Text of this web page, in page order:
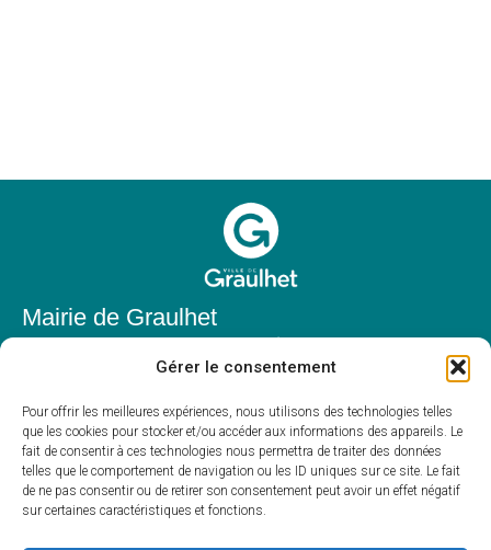
Gérer le consentement
Pour offrir les meilleures expériences, nous utilisons des technologies telles
que les cookies pour stocker et/ou accéder aux informations des appareils. Le
fait de consentir à ces technologies nous permettra de traiter des données
telles que le comportement de navigation ou les ID uniques sur ce site. Le fait
de ne pas consentir ou de retirer son consentement peut avoir un effet négatif
sur certaines caractéristiques et fonctions.
Mairie de Graulhet
81300 Graulhet
05 63 42 85 50
mairie@mairie-graulhet.fr
Horaires d'ouverture
Du lundi au vendredi :